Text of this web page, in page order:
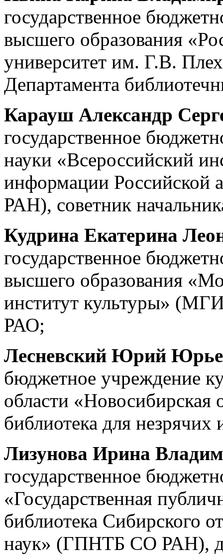
государственное
высшего образования
университет им. Г.В.
Департамента
Карауш Александр
государственное
науки «Всероссийский
информации
РАН), советник
Кудрина Екатерина
государственное
высшего образования
институт культуры»
РАО;
Лесневский Юрий
бюджетное учреждение
области «Новосибирская
библиотека для
Лизунова Ирина
государственное
«Государственная
библиотека Сибирского
наук» (ГПНТБ СО РАН),